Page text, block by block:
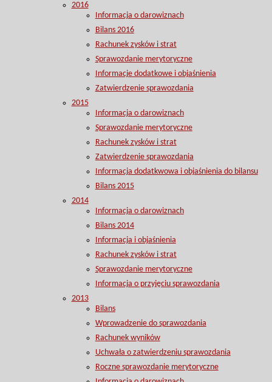
2016
Informacja o darowiznach
Bilans 2016
Rachunek zysków i strat
Sprawozdanie merytoryczne
Informacje dodatkowe i objaśnienia
Zatwierdzenie sprawozdania
2015
Informacja o darowiznach
Sprawozdanie merytoryczne
Rachunek zysków i strat
Zatwierdzenie sprawozdania
Informacja dodatkwowa i objaśnienia do bilansu
Bilans 2015
2014
Informacja o darowiznach
Bilans 2014
Informacja i objaśnienia
Rachunek zysków i strat
Sprawozdanie merytoryczne
Informacja o przyjęciu sprawozdania
2013
Bilans
Wprowadzenie do sprawozdania
Rachunek wyników
Uchwała o zatwierdzeniu sprawozdania
Roczne sprawozdanie merytoryczne